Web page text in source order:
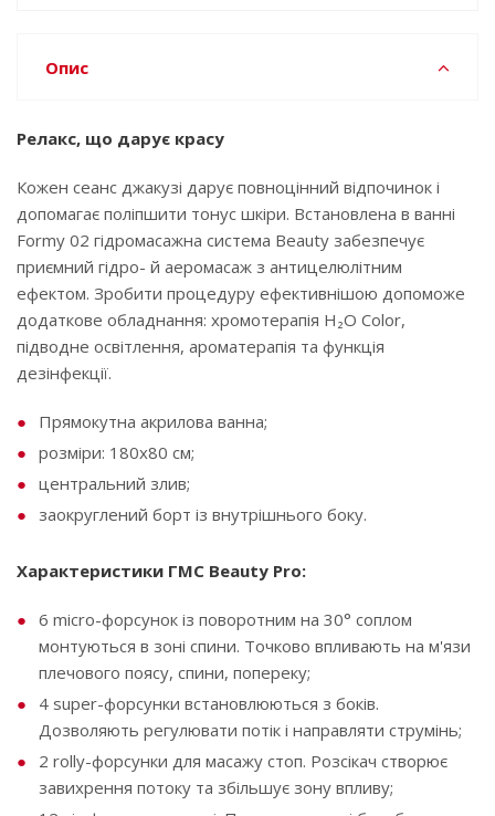
Опис
Релакс, що дарує красу
Кожен сеанс джакузі дарує повноцінний відпочинок і
допомагає поліпшити тонус шкіри. Встановлена ​​в ванні
Formy 02 гідромасажна система Beauty забезпечує
приємний гідро- й аеромасаж з антицелюлітним
ефектом. Зробити процедуру ефективнішою допоможе
додаткове обладнання: хромотерапія H₂O Color,
підводне освітлення, ароматерапія та функція
дезінфекції.
Прямокутна акрилова ванна;
розміри: 180х80 см;
центральний злив;
заокруглений борт із внутрішнього боку.
Характеристики ГМС Beauty Pro:
6 micro-форсунок із поворотним на 30° соплом
монтуються в зоні спини. Точково впливають на м'язи
плечового поясу, спини, попереку;
4 super-форсунки встановлюються з боків.
Дозволяють регулювати потік і направляти струмінь;
2 rolly-форсунки для масажу стоп. Розсікач створює
завихрення потоку та збільшує зону впливу;